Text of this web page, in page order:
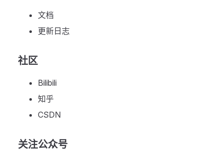
文档
更新日志
社区
Bilibili
知乎
CSDN
关注公众号